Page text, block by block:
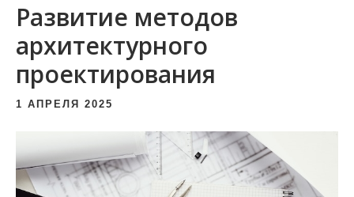
Развитие методов
архитектурного
проектирования
1 АПРЕЛЯ 2025